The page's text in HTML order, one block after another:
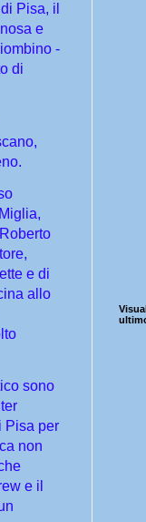
Pisa, il
e
-
di
e di
allo
sono
Pisa per
non
e il